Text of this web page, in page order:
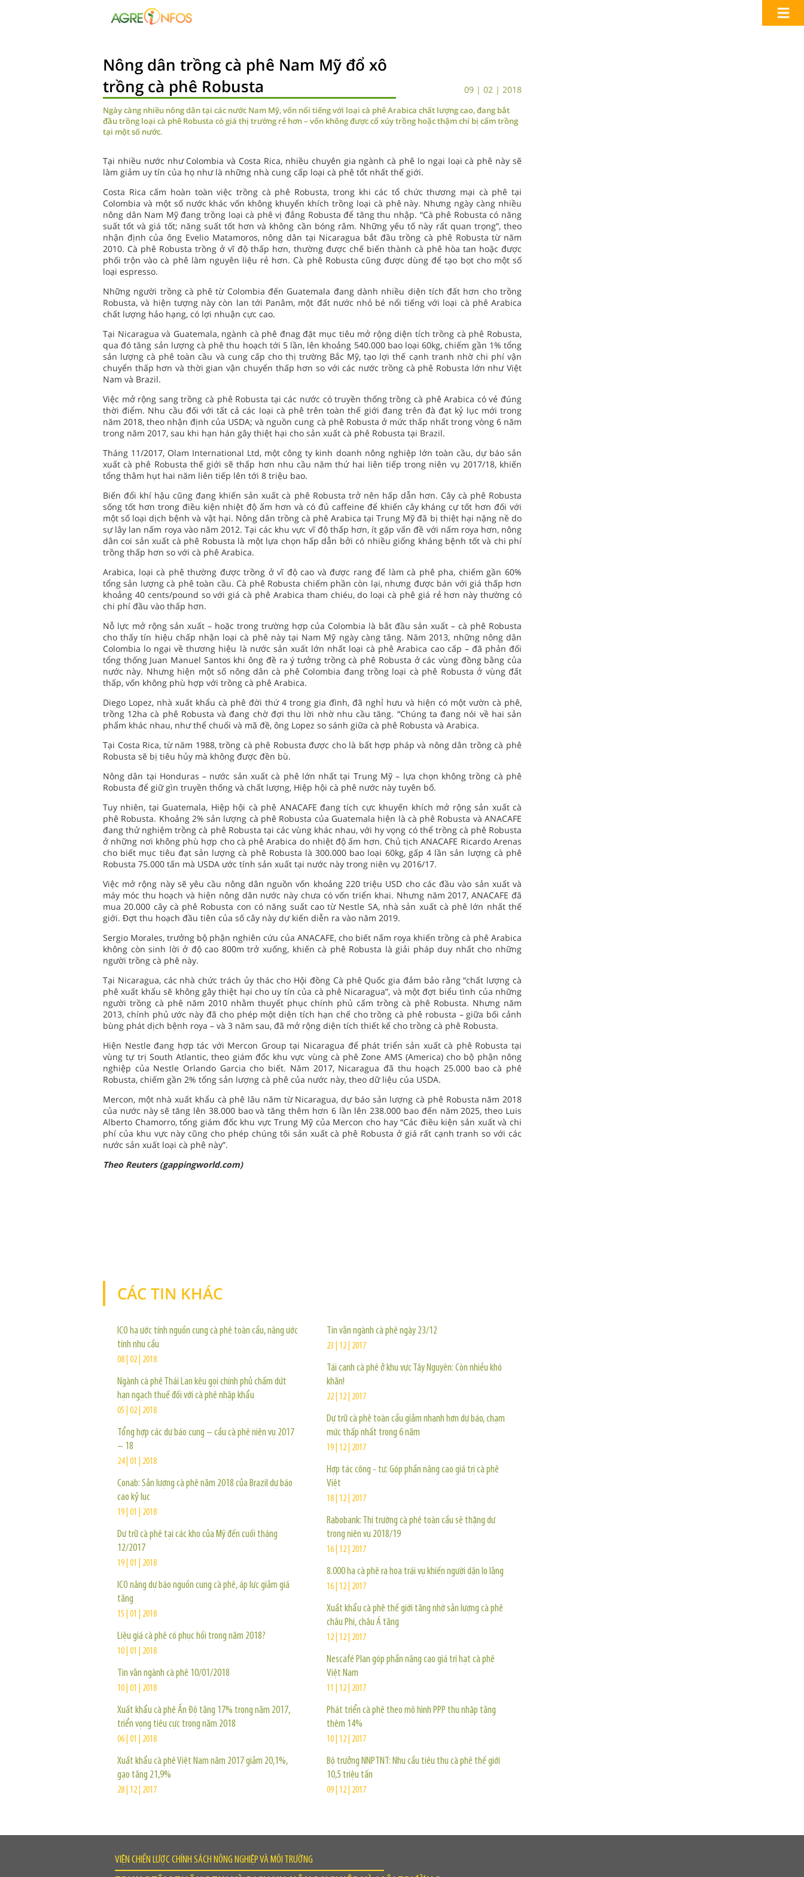
Nông dân trồng cà phê Nam Mỹ đổ xô
trồng cà phê Robusta
09 | 02 | 2018
Ngày càng nhiều nông dân tại các nước Nam Mỹ, vốn nổi tiếng với loại cà phê Arabica chất lượng cao, đang bắt
đầu trồng loại cà phê Robusta có giá thị trường rẻ hơn – vốn không được cổ xúy trồng hoặc thậm chí bị cấm trồng
tại một số nước.
Tại nhiều nước như Colombia và Costa Rica, nhiều chuyên gia ngành cà phê lo ngại loại cà phê này sẽ
làm giảm uy tín của họ như là những nhà cung cấp loại cà phê tốt nhất thế giới.
Costa Rica cấm hoàn toàn việc trồng cà phê Robusta, trong khi các tổ chức thương mại cà phê tại
Colombia và một số nước khác vốn không khuyến khích trồng loại cà phê này. Nhưng ngày càng nhiều
nông dân Nam Mỹ đang trồng loại cà phê vị đắng Robusta để tăng thu nhập. “Cà phê Robusta có năng
suất tốt và giá tốt; năng suất tốt hơn và không cần bóng râm. Những yếu tố này rất quan trọng”, theo
nhận định của ông Evelio Matamoros, nông dân tại Nicaragua bắt đầu trồng cà phê Robusta từ năm
2010. Cà phê Robusta trồng ở vĩ độ thấp hơn, thường được chế biến thành cà phê hòa tan hoặc được
phối trộn vào cà phê làm nguyên liệu rẻ hơn. Cà phê Robusta cũng được dùng để tạo bọt cho một số
loại espresso.
Những người trồng cà phê từ Colombia đến Guatemala đang dành nhiều diện tích đất hơn cho trồng
Robusta, và hiện tượng này còn lan tới Panâm, một đất nước nhỏ bé nổi tiếng với loại cà phê Arabica
chất lượng hảo hạng, có lợi nhuận cực cao.
Tại Nicaragua và Guatemala, ngành cà phê đnag đặt mục tiêu mở rộng diện tích trồng cà phê Robusta,
qua đó tăng sản lượng cà phê thu hoạch tới 5 lần, lên khoảng 540.000 bao loại 60kg, chiếm gần 1% tổng
sản lượng cà phê toàn cầu và cung cấp cho thị trường Bắc Mỹ, tạo lợi thế cạnh tranh nhờ chi phí vận
chuyển thấp hơn và thời gian vận chuyển thấp hơn so với các nước trồng cà phê Robusta lớn như Việt
Nam và Brazil.
Việc mở rộng sang trồng cà phê Robusta tại các nước có truyền thống trồng cà phê Arabica có vẻ đúng
thời điểm. Nhu cầu đối với tất cả các loại cà phê trên toàn thế giới đang trên đà đạt kỷ lục mới trong
năm 2018, theo nhận định của USDA; và nguồn cung cà phê Robusta ở mức thấp nhất trong vòng 6 năm
trong năm 2017, sau khi hạn hán gây thiệt hại cho sản xuất cà phê Robusta tại Brazil.
Tháng 11/2017, Olam International Ltd, một công ty kinh doanh nông nghiệp lớn toàn cầu, dự báo sản
xuất cà phê Robusta thế giới sẽ thấp hơn nhu cầu năm thứ hai liên tiếp trong niên vụ 2017/18, khiến
tổng thâm hụt hai năm liên tiếp lên tới 8 triệu bao.
Biến đổi khí hậu cũng đang khiến sản xuất cà phê Robusta trở nên hấp dẫn hơn. Cây cà phê Robusta
sống tốt hơn trong điều kiện nhiệt độ ấm hơn và có đủ caffeine để khiến cây kháng cự tốt hơn đối với
một số loại dịch bệnh và vật hại. Nông dân trồng cà phê Arabica tại Trung Mỹ đã bị thiệt hại nặng nề do
sự lây lan nấm roya vào năm 2012. Tại các khu vực vĩ độ thấp hơn, ít gặp vấn đề với nấm roya hơn, nông
dân coi sản xuất cà phê Robusta là một lựa chọn hấp dẫn bởi có nhiều giống kháng bệnh tốt và chi phí
trồng thấp hơn so với cà phê Arabica.
Arabica, loại cà phê thường được trồng ở vĩ độ cao và được rang để làm cà phê pha, chiếm gần 60%
tổng sản lượng cà phê toàn cầu. Cà phê Robusta chiếm phần còn lại, nhưng được bán với giá thấp hơn
khoảng 40 cents/pound so với giá cà phê Arabica tham chiéu, do loại cà phê giá rẻ hơn này thường có
chi phí đầu vào thấp hơn.
Nỗ lực mở rộng sản xuất – hoặc trong trường hợp của Colombia là bắt đầu sản xuất – cà phê Robusta
cho thấy tín hiệu chấp nhận loại cà phê này tại Nam Mỹ ngày càng tăng. Năm 2013, những nông dân
Colombia lo ngại về thương hiệu là nước sản xuất lớn nhất loại cà phê Arabica cao cấp – đã phản đối
tổng thống Juan Manuel Santos khi ông đề ra ý tưởng trồng cà phê Robusta ở các vùng đồng bằng của
nước này. Nhưng hiện một số nông dân cà phê Colombia đang trồng loại cà phê Robusta ở vùng đất
thấp, vốn không phù hợp với trồng cà phê Arabica.
Diego Lopez, nhà xuất khẩu cà phê đời thứ 4 trong gia đình, đã nghỉ hưu và hiện có một vườn cà phê,
trồng 12ha cà phê Robusta và đang chờ đợi thu lời nhờ nhu cầu tăng. “Chúng ta đang nói về hai sản
phẩm khác nhau, như thể chuối và mã đề, ông Lopez so sánh giữa cà phê Robusta và Arabica.
Tại Costa Rica, từ năm 1988, trồng cà phê Robusta được cho là bất hợp pháp và nông dân trồng cà phê
Robusta sẽ bị tiêu hủy mà không được đền bù.
Nông dân tại Honduras – nước sản xuất cà phê lớn nhất tại Trung Mỹ – lựa chọn không trồng cà phê
Robusta để giữ gìn truyền thống và chất lượng, Hiệp hội cà phê nước này tuyên bố.
Tuy nhiên, tại Guatemala, Hiệp hội cà phê ANACAFE đang tích cực khuyến khích mở rộng sản xuất cà
phê Robusta. Khoảng 2% sản lượng cà phê Robusta của Guatemala hiện là cà phê Robusta và ANACAFE
đang thử nghiệm trồng cà phê Robusta tại các vùng khác nhau, với hy vọng có thể trồng cà phê Robusta
ở những nơi không phù hợp cho cà phê Arabica do nhiệt độ ấm hơn. Chủ tịch ANACAFE Ricardo Arenas
cho biết mục tiêu đạt sản lượng cà phê Robusta là 300.000 bao loại 60kg, gấp 4 lần sản lượng cà phê
Robusta 75.000 tấn mà USDA ước tính sản xuất tại nước này trong niên vụ 2016/17.
Việc mở rộng này sẽ yêu cầu nông dân nguồn vốn khoảng 220 triệu USD cho các đầu vào sản xuất và
máy móc thu hoạch và hiện nông dân nước này chưa có vốn triển khai. Nhưng năm 2017, ANACAFE đã
mua 20.000 cây cà phê Robusta con có năng suất cao từ Nestle SA, nhà sản xuất cà phê lớn nhất thế
giới. Đợt thu hoạch đầu tiên của số cây này dự kiến diễn ra vào năm 2019.
Sergio Morales, trưởng bộ phận nghiên cứu của ANACAFE, cho biết nấm roya khiến trồng cà phê Arabica
không còn sinh lời ở độ cao 800m trở xuống, khiến cà phê Robusta là giải pháp duy nhất cho những
người trồng cà phê này.
Tại Nicaragua, các nhà chức trách ủy thác cho Hội đồng Cà phê Quốc gia đảm bảo rằng “chất lượng cà
phê xuất khẩu sẽ không gây thiệt hại cho uy tín của cà phê Nicaragua”, và một đợt biểu tình của những
người trồng cà phê năm 2010 nhằm thuyết phục chính phủ cấm trồng cà phê Robusta. Nhưng năm
2013, chính phủ ước này đã cho phép một diện tích hạn chế cho trồng cà phê robusta – giữa bối cảnh
bùng phát dịch bệnh roya – và 3 năm sau, đã mở rộng diện tích thiết kế cho trồng cà phê Robusta.
Hiện Nestle đang hợp tác với Mercon Group tại Nicaragua để phát triển sản xuất cà phê Robusta tại
vùng tự trị South Atlantic, theo giám đốc khu vực vùng cà phê Zone AMS (America) cho bộ phận nông
nghiệp của Nestle Orlando Garcia cho biết. Năm 2017, Nicaragua đã thu hoạch 25.000 bao cà phê
Robusta, chiếm gần 2% tổng sản lượng cà phê của nước này, theo dữ liệu của USDA.
Mercon, một nhà xuất khẩu cà phê lâu năm từ Nicaragua, dự báo sản lượng cà phê Robusta năm 2018
của nước này sẽ tăng lên 38.000 bao và tăng thêm hơn 6 lần lên 238.000 bao đến năm 2025, theo Luis
Alberto Chamorro, tổng giám đốc khu vực Trung Mỹ của Mercon cho hay “Các điều kiện sản xuất và chi
phí của khu vực này cũng cho phép chúng tôi sản xuất cà phê Robusta ở giá rất cạnh tranh so với các
nước sản xuất loại cà phê này”.
Theo Reuters (gappingworld.com)
CÁC TIN KHÁC
ICO hạ ước tính nguồn cung cà phê toàn cầu, nâng ước
tính nhu cầu
08 | 02 | 2018
Ngành cà phê Thái Lan kêu gọi chính phủ chấm dứt
hạn ngạch thuế đối với cà phê nhập khẩu
05 | 02 | 2018
Tổng hợp các dự báo cung – cầu cà phê niên vụ 2017
– 18
24 | 01 | 2018
Conab: Sản lượng cà phê năm 2018 của Brazil dự báo
cao kỷ lục
19 | 01 | 2018
Dự trữ cà phê tại các kho của Mỹ đến cuối tháng
12/2017
19 | 01 | 2018
ICO nâng dự báo nguồn cung cà phê, áp lực giảm giá
tăng
15 | 01 | 2018
Liệu giá cà phê có phục hồi trong năm 2018?
10 | 01 | 2018
Tin vắn ngành cà phê 10/01/2018
10 | 01 | 2018
Xuất khẩu cà phê Ấn Độ tăng 17% trong năm 2017,
triển vọng tiêu cực trong năm 2018
06 | 01 | 2018
Xuất khẩu cà phê Việt Nam năm 2017 giảm 20,1%,
gạo tăng 21,9%
28 | 12 | 2017
Tin vắn ngành cà phê ngày 23/12
23 | 12 | 2017
Tái canh cà phê ở khu vực Tây Nguyên: Còn nhiều khó
khăn!
22 | 12 | 2017
Dự trữ cà phê toàn cầu giảm nhanh hơn dự báo, chạm
mức thấp nhất trong 6 năm
19 | 12 | 2017
Hợp tác công - tư: Góp phần nâng cao giá trị cà phê
Việt
18 | 12 | 2017
Rabobank: Thị trường cà phê toàn cầu sẽ thặng dư
trong niên vụ 2018/19
16 | 12 | 2017
8.000 ha cà phê ra hoa trái vụ khiến người dân lo lắng
16 | 12 | 2017
Xuất khẩu cà phê thế giới tăng nhờ sản lượng cà phê
châu Phi, châu Á tăng
12 | 12 | 2017
Nescafé Plan góp phần nâng cao giá trị hạt cà phê
Việt Nam
11 | 12 | 2017
Phát triển cà phê theo mô hình PPP thu nhập tăng
thêm 14%
10 | 12 | 2017
Bộ trưởng NNPTNT: Nhu cầu tiêu thụ cà phê thế giới
10,5 triệu tấn
09 | 12 | 2017
VIỆN CHIẾN LƯỢC CHÍNH SÁCH NÔNG NGHIỆP VÀ MÔI TRƯỜNG